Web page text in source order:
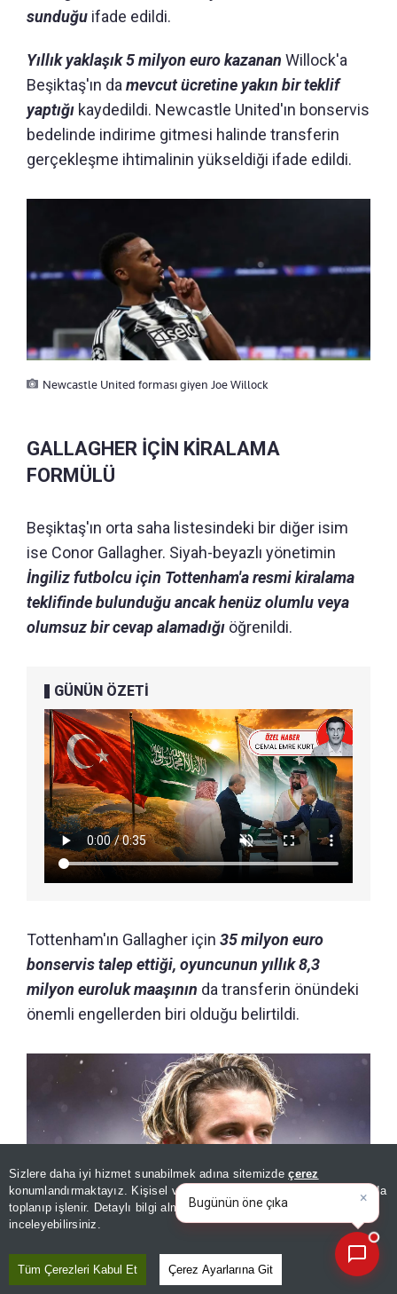
Sizlere daha iyi hizmet sunabilmek adına sitemizdeçerez
konumlandırmaktayız. Kişisel verileriniz, KVKK ve GDPR kapsamında
toplanıp işlenir. Detaylı bilgi almak içinAydınlatma Metnimizi
inceleyebilirsiniz.
Tüm Çerezleri Kabul Et Çerez Ayarlarına Git
sunduğu ifade edildi.
Yıllık yaklaşık 5 milyon euro kazanan Willock'a
Beşiktaş'ın damevcut ücretine yakın bir teklif
yaptığı kaydedildi. Newcastle United'ın bonservis
bedelinde indirime gitmesi halinde transferin
gerçekleşme ihtimalinin yükseldiği ifade edildi.
Newcastle United forması giyen Joe Willock
GALLAGHER İÇİN KİRALAMA
FORMÜLÜ
Beşiktaş'ın orta saha listesindeki bir diğer isim
ise Conor Gallagher. Siyah-beyazlı yönetimin
İngiliz futbolcu için Tottenham'a resmi kiralama
teklifinde bulunduğu ancak henüz olumlu veya
olumsuz bir cevap alamadığı öğrenildi.
GÜNÜN ÖZETİ
Tottenham'ın Gallagher için 35 milyon euro
bonservis talep ettiği, oyuncunun yıllık 8,3
milyon euroluk maaşının da transferin önündeki
önemli engellerden biri olduğu belirtildi.
Tottenham'da oynayan Conor Gallagher
×
Bugünün öne çıkan manşetleri
ve gelişmeleri neler?